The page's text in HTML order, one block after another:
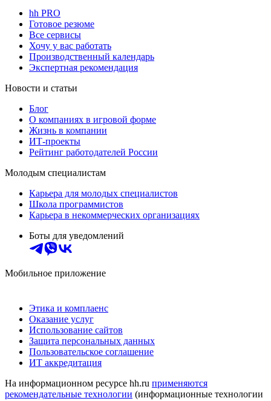
hh PRO
Готовое резюме
Все сервисы
Хочу у вас работать
Производственный календарь
Экспертная рекомендация
Новости и статьи
Блог
О компаниях в игровой форме
Жизнь в компании
ИТ-проекты
Рейтинг работодателей России
Молодым специалистам
Карьера для молодых специалистов
Школа программистов
Карьера в некоммерческих организациях
Боты для уведомлений
Мобильное приложение
Этика и комплаенс
Оказание услуг
Использование сайтов
Защита персональных данных
Пользовательское соглашение
ИТ аккредитация
На информационном ресурсе hh.ru применяются
рекомендательные технологии (информационные технологии